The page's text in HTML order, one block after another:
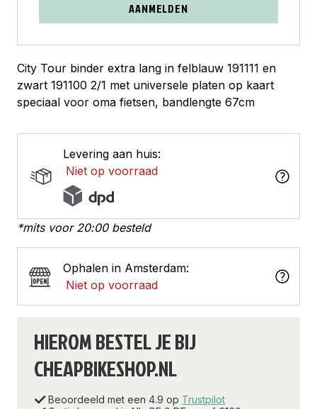
AANMELDEN
City Tour binder extra lang in felblauw 191111 en
zwart 191100 2/1 met universele platen op kaart
speciaal voor oma fietsen, bandlengte 67cm
Levering aan huis:
Niet op voorraad
*mits voor 20:00 besteld
Ophalen in Amsterdam:
Niet op voorraad
HIEROM BESTEL JE BIJ
CHEAPBIKESHOP.NL
Beoordeeld met een 4.9 op Trustpilot